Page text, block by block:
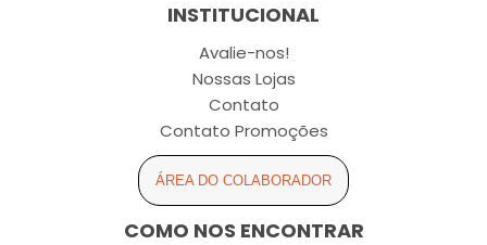
INSTITUCIONAL
Avalie-nos!
Nossas Lojas
Contato
Contato Promoções
ÁREA DO COLABORADOR
COMO NOS ENCONTRAR